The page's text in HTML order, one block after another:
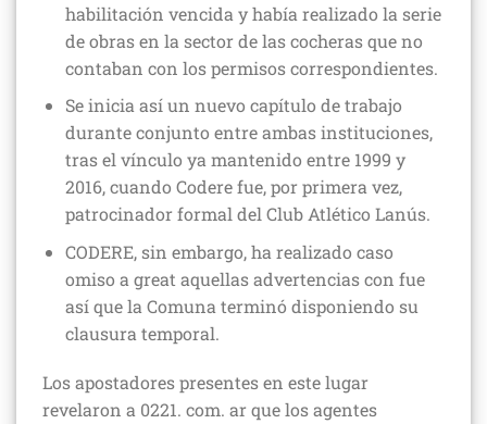
habilitación vencida y había realizado la serie
de obras en la sector de las cocheras que no
contaban con los permisos correspondientes.
Se inicia así un nuevo capítulo de trabajo
durante conjunto entre ambas instituciones,
tras el vínculo ya mantenido entre 1999 y
2016, cuando Codere fue, por primera vez,
patrocinador formal del Club Atlético Lanús.
CODERE, sin embargo, ha realizado caso
omiso a great aquellas advertencias con fue
así que la Comuna terminó disponiendo su
clausura temporal.
Los apostadores presentes en este lugar
revelaron a 0221. com. ar que los agentes